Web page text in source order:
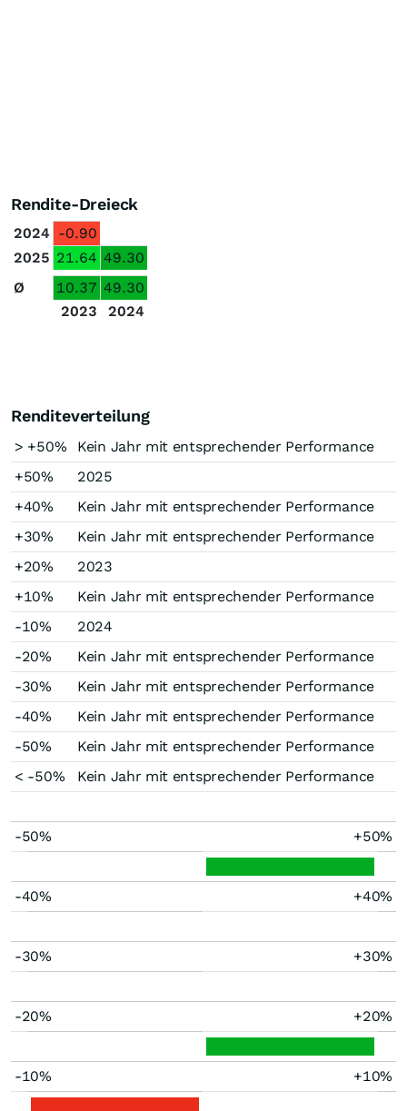
Rendite-Dreieck
2024 -0.90
2025 21.64 49.30
Ø
10.37 49.30
2023
2024
Renditeverteilung
> +50%
Kein Jahr mit entsprechender Performance
+50%
2025
+40%
Kein Jahr mit entsprechender Performance
+30%
Kein Jahr mit entsprechender Performance
+20%
2023
+10%
Kein Jahr mit entsprechender Performance
-10%
2024
-20%
Kein Jahr mit entsprechender Performance
-30%
Kein Jahr mit entsprechender Performance
-40%
Kein Jahr mit entsprechender Performance
-50%
Kein Jahr mit entsprechender Performance
< -50%
Kein Jahr mit entsprechender Performance
-50% +50%
-40% +40%
-30% +30%
-20% +20%
-10% +10%